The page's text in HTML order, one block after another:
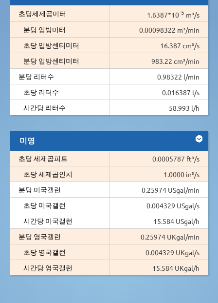
초당세제곱미터 1.6387*10-5 m³/s
분당 입방미터
0.00098322 m³/min
초당 입방센티미터
16.387 cm³/s
분당 입방센티미터
983.22 cm³/min
분당 리터수
0.98322 l/min
초당 리터수
0.016387 l/s
시간당 리터수
58.993 l/h
미영
초당 세제곱피트
0.0005787 ft³/s
초당 세제곱인치
1.0000 in³/s
분당 미국갤런
0.25974 USgal/min
초당 미국갤런
0.004329 USgal/s
시간당 미국갤런
15.584 USgal/h
분당 영국갤런
0.25974 UKgal/min
초당 영국갤런
0.004329 UKgal/s
시간당 영국갤런
15.584 UKgal/h